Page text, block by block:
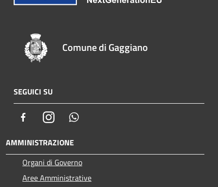
Comune di Gaggiano
SEGUICI SU
FacebookInstagram
AMMINISTRAZIONE
Organi di Governo
Aree Amministrative